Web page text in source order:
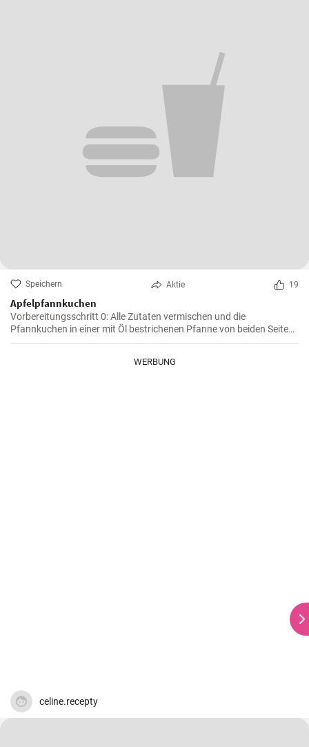
Speichern Aktie 19
Apfelpfannkuchen
Vorbereitungsschritt 0: Alle Zutaten vermischen und die
Pfannkuchen in einer mit Öl bestrichenen Pfanne von beiden Seiten
braten.
WERBUNG
celine.recepty